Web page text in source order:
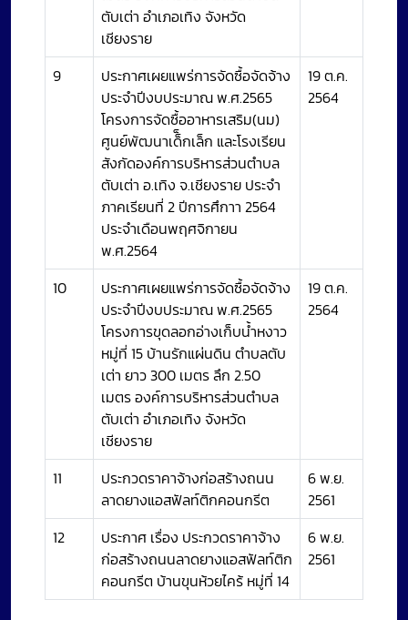
ตับเต่า อำเภอเทิง จังหวัด
เชียงราย
9
ประกาศเผยแพร่การจัดซื้อจัดจ้าง
ประจำปีงบประมาณ พ.ศ.2565
โครงการจัดซื้ออาหารเสริม(นม)
ศูนย์พัฒนาเด็็กเล็ก และโรงเรียน
สังกัดองค์การบริหารส่วนตำบล
ตับเต่า อ.เทิง จ.เชียงราย ประจำ
ภาคเรียนที่ 2 ปีการศึกาา 2564
ประจำเดือนพฤศจิกายน
พ.ศ.2564
19 ต.ค.
2564
10
ประกาศเผยแพร่การจัดซื้อจัดจ้าง
ประจำปีงบประมาณ พ.ศ.2565
โครงการขุดลอกอ่างเก็บน้ำหงาว
หมู่ที่ 15 บ้านรักแผ่นดิน ตำบลตับ
เต่า ยาว 300 เมตร ลึก 2.50
เมตร องค์การบริหารส่วนตำบล
ตับเต่า อำเภอเทิง จังหวัด
เชียงราย
19 ต.ค.
2564
11
ประกวดราคาจ้างก่อสร้างถนน
ลาดยางแอสฟัลท์ติกคอนกรีต
6 พ.ย.
2561
12
ประกาศ เรื่อง ประกวดราคาจ้าง
ก่อสร้างถนนลาดยางแอสฟัลท์ติก
คอนกรีต บ้านขุนห้วยไคร้ หมู่ที่ 14
6 พ.ย.
2561